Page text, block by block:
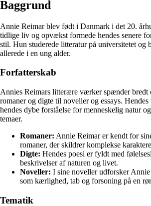
Baggrund
Annie Reimar blev født i Danmark i det 20.
tidlige liv og opvækst formede hendes senere
stil. Hun studerede litteratur på universitetet og
allerede i en ung alder.
Forfatterskab
Annies Reimars litterære værker spænder bredt
romaner og digte til noveller og essays.
hendes dybe forståelse for menneskelig natur
temaer.
Romaner: Annie Reimar er kendt for
romaner, der skildrer komplekse
Digte: Hendes poesi er fyldt med
beskrivelser af naturen og livet.
Noveller: I sine noveller udforsker
som kærlighed, tab og forsoning på en
Tematik